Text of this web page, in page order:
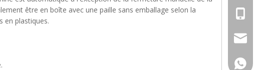
être en boîte avec une paille sans emballage selon la
en plastiques.
+ 86-